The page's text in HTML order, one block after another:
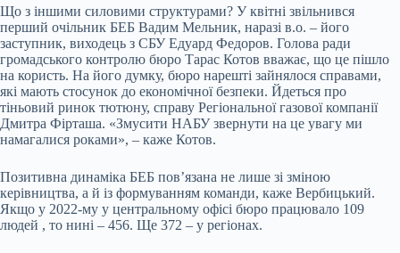
Що з іншими силовими структурами? У квітні звільнився
перший очільник БЕБ Вадим Мельник, наразі в.о. – його
заступник, виходець з СБУ Едуард Федоров. Голова ради
громадського контролю бюро Тарас Котов вважає, що це пішло
на користь. На його думку, бюро нарешті зайнялося справами,
які мають стосунок до економічної безпеки. Йдеться про
тіньовий ринок тютюну, справу Регіональної газової компанії
Дмитра Фірташа. «Змусити НАБУ звернути на це увагу ми
намагалися роками», – каже Котов.
Позитивна динаміка БЕБ пов’язана не лише зі зміною
керівництва, а й із формуванням команди, каже Вербицький.
Якщо у 2022-му у центральному офісі бюро працювало 109
людей , то нині – 456. Ще 372 – у регіонах.